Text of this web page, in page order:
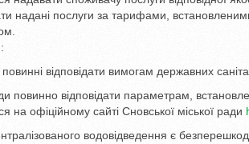
надані послуги за тарифами,
повинні відповідати вимогам державних
повинно відповідати параметрам,
на офіційному сайті Сновської міської ради
водовідведення є